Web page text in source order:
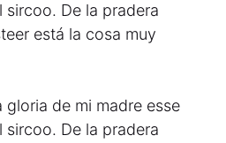
sircoo. De la pradera
está la cosa muy
gloria de mi madre esse
sircoo. De la pradera